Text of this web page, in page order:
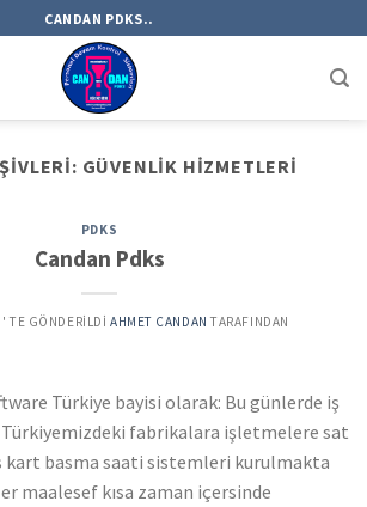
CANDAN PDKS..
GÜVENLIK HIZMETLERI
PDKS
Candan Pdks
TE GÖNDERILDI AHMET CANDAN TARAFINDAN
Türkiye bayisi olarak: Bu günlerde iş
fabrikalara işletmelere sat
kart basma saati sistemleri kurulmakta
maalesef kısa zaman içersinde